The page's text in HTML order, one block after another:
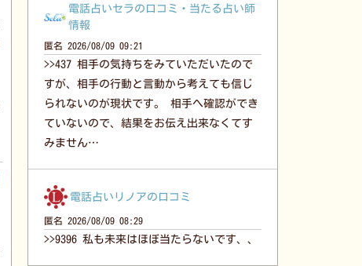
電話占いセラの口コミ・当たる占い師
情報
匿名 2026/08/09 09:21
>>437 相手の気持ちをみていただいたので
すが、相手の行動と言動から考えても信じ
られないのが現状です。 相手へ確認ができ
ていないので、結果をお伝え出来なくてす
みません…
電話占いリノアの口コミ
匿名 2026/08/09 08:29
>>9396 私も未来はほぼ当たらないです、、